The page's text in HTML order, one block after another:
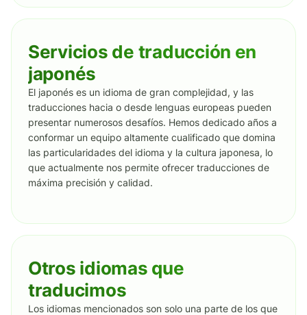
Servicios de traducción en
japonés
El japonés es un idioma de gran complejidad, y las
traducciones hacia o desde lenguas europeas pueden
presentar numerosos desafíos. Hemos dedicado años a
conformar un equipo altamente cualificado que domina
las particularidades del idioma y la cultura japonesa, lo
que actualmente nos permite ofrecer traducciones de
máxima precisión y calidad.
Otros idiomas que
traducimos
Los idiomas mencionados son solo una parte de los que